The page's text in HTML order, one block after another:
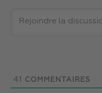
41 COMMENTAIRES